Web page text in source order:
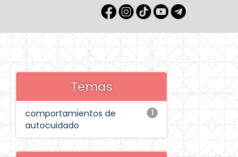
Temas
1
comportamientos de
autocuidado